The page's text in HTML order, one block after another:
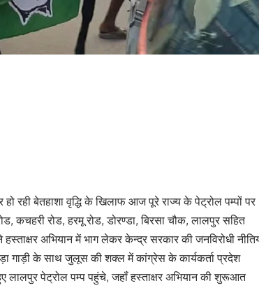
रही बेतहाशा वृद्धि के खिलाफ आज पूरे राज्य के पेट्रोल पम्पों पर
कचहरी रोड, हरमू रोड, डोरण्डा, बिरसा चौक, लालपुर सहित
अभियान में भाग लेकर केन्द्र सरकार की जनविरोधी
गाड़ी के साथ जुलूस की शक्ल में कांग्रेस के कार्यकर्ता प्रदेश
पेट्रोल पम्प पहुंचे, जहॉं हस्ताक्षर अभियान की शुरूआत